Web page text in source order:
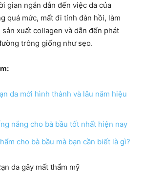
gian ngắn dẫn đến việc da của
quá mức, mất đi tính đàn hồi, làm
xuất collagen và dẫn đến phát
trông giống như sẹo.
da mới hình thành và lâu năm hiệu
nắng cho bà bầu tốt nhất hiện nay
cho bà bầu mà bạn cần biết là gì?